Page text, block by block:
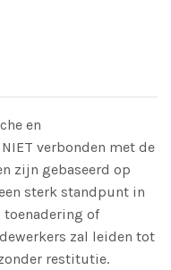
en
verbonden met de
zijn gebaseerd op
sterk standpunt in
toenadering of
zal leiden tot
restitutie.